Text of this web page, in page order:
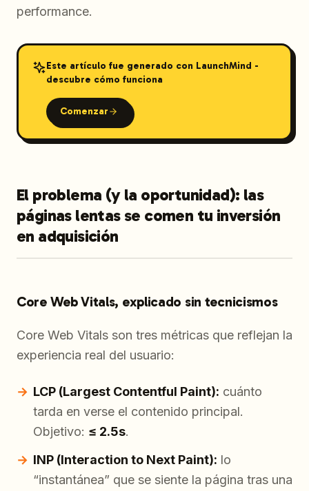
performance.
Este artículo fue generado con LaunchMind -
descubre cómo funciona
Comenzar
El problema (y la oportunidad): las
páginas lentas se comen tu inversión
en adquisición
Core Web Vitals, explicado sin tecnicismos
Core Web Vitals son tres métricas que reflejan la
experiencia real del usuario:
LCP (Largest Contentful Paint): cuánto
tarda en verse el contenido principal.
Objetivo: ≤ 2.5s.
INP (Interaction to Next Paint): lo
“instantánea” que se siente la página tras una